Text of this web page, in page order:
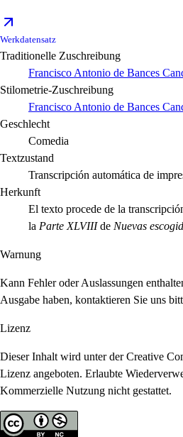
Werkdatensatz
Traditionelle Zuschreibung
Francisco Antonio de Bances
Stilometrie-Zuschreibung
Francisco Antonio de Bances
Geschlecht
Comedia
Textzustand
Transcripción automática de
Herkunft
El texto procede de la
la Parte XLVIIIde Nuevas
Warnung
Kann Fehler oder Auslassungen
Ausgabe haben, kontaktieren Sie uns
Lizenz
Dieser Inhalt wird unter der Creative
Lizenz angeboten. Erlaubte
Kommerzielle Nutzung nicht gestattet.